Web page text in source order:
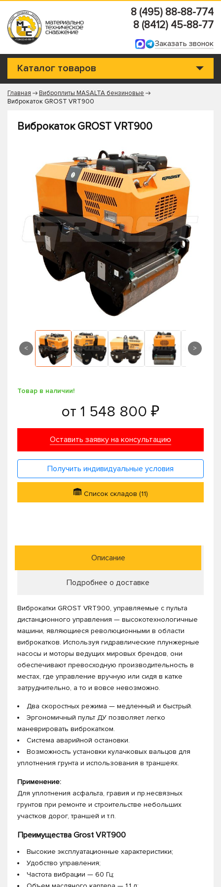
8 (495) 88-88-774
8 (8412) 45-88-77
Заказать звонок
Каталог товаров
Главная
Виброплиты MASALTA бензиновые
Виброкаток GROST VRT900
Виброкаток GROST VRT900
< >
Товар в наличии!
от 1 548 800 ₽
Оставить заявку на консультацию
Получить индивидуальные условия
Список складов (11)
Описание
Подробнее о доставке
Виброкатки GROST VRT900, управляемые с пульта
дистанционного управления — высокотехнологичные
машини, являющиеся революционными в области
виброкатков. Используя гидравлические плунжерные
насосы и моторы ведущих мировых брендов, они
обеспечивают превосходную производительность в
местах, где управление вручную или сидя в катке
затруднительно, а то и вовсе невозможно.
Два скоростных режима — медленный и быстрый.
Эргономичный пульт ДУ позволяет легко
маневрировать виброкатком.
Система аварийной остановки.
Возможность установки кулачковых вальцов для
уплотнения грунта и использования в траншеях.
Применение:
Для уплотнения асфальта, гравия и пр.несвязных
грунтов при ремонте и строительстве небольших
участков дорог, траншей и т.п.
Преимущества Grost VRT900
Высокие эксплуатационные характеристики;
Удобство управления;
Частота вибрации — 60 Гц;